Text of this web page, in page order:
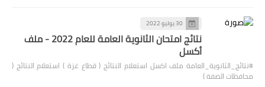
30 يوليو 2022
نتائج امتحان الثانوية العامة للعام 2022 - ملف
أكسل
#نتائج_الثانوية_العامة ملف اكسل استعلام النتائج ( قطاع غزة ) استعلام النتائج (
محافظات الضفة )